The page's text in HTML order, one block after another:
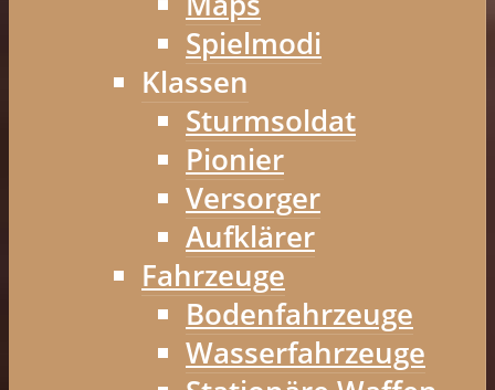
Spielmodi
Klassen
Sturmsoldat
Pionier
Versorger
Aufklärer
Fahrzeuge
Bodenfahrzeuge
Wasserfahrzeuge